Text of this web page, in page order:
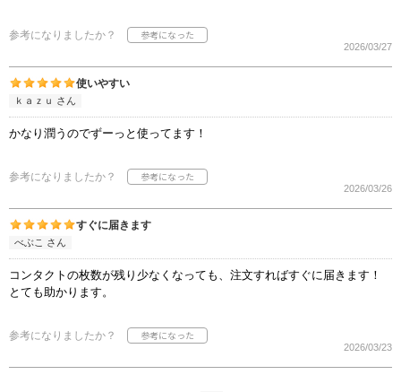
参考になりましたか？
2026/03/27
使いやすい
ｋａｚｕ さん
かなり潤うのでずーっと使ってます！
参考になりましたか？
2026/03/26
すぐに届きます
べぶこ さん
コンタクトの枚数が残り少なくなっても、注文すればすぐに届きます！
とても助かります。
参考になりましたか？
2026/03/23